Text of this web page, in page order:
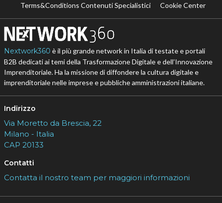
Terms&Conditions Contenuti Specialistici
Cookie Center
Nextwork360 è il più grande network in Italia di testate e portali
B2B dedicati ai temi della Trasformazione Digitale e dell’Innovazione
Imprenditoriale. Ha la missione di diffondere la cultura digitale e
imprenditoriale nelle imprese e pubbliche amministrazioni italiane.
Indirizzo
Via Moretto da Brescia, 22
Milano - Italia
CAP 20133
Contatti
Contatta il nostro team per maggiori informazioni